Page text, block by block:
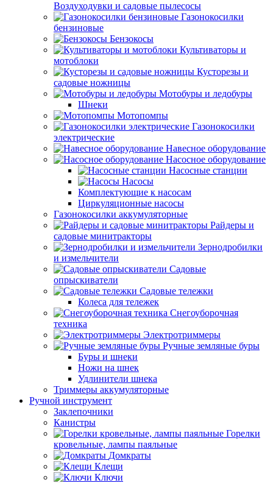
Воздуходувки и садовые пылесосы
Газонокосилки
бензиновые
Бензокосы
Культиваторы и
мотоблоки
Кусторезы и
садовые ножницы
Мотобуры и ледобуры
Шнеки
Мотопомпы
Газонокосилки
электрические
Навесное оборудование
Насосное оборудование
Насосные станции
Насосы
Комплектующие к насосам
Циркуляционные насосы
Газонокосилки аккумуляторные
Райдеры и
садовые минитракторы
Зернодробилки
и измельчители
Садовые
опрыскиватели
Садовые тележки
Колеса для тележек
Снегоуборочная
техника
Электротриммеры
Ручные земляные буры
Буры и шнеки
Ножи на шнек
Удлинители шнека
Триммеры аккумуляторные
Ручной инструмент
Заклепочники
Канистры
Горелки
кровельные, лампы паяльные
Домкраты
Клещи
Ключи